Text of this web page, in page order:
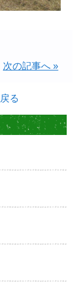
次の記事へ »
る